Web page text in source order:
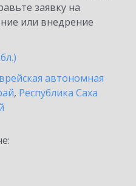
заявку на
или внедрение
автономная
, Республика Саха